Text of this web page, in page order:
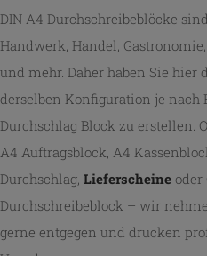
DIN A4 Durchschreibeblöcke
Handwerk, Handel,
und mehr. Daher haben Sie
derselben Konfiguration je nach
Durchschlag Block zu erstellen.
A4 Auftragsblock, A4
Durchschlag, Lieferscheine
Durchschreibeblock – wir
gerne entgegen und drucken